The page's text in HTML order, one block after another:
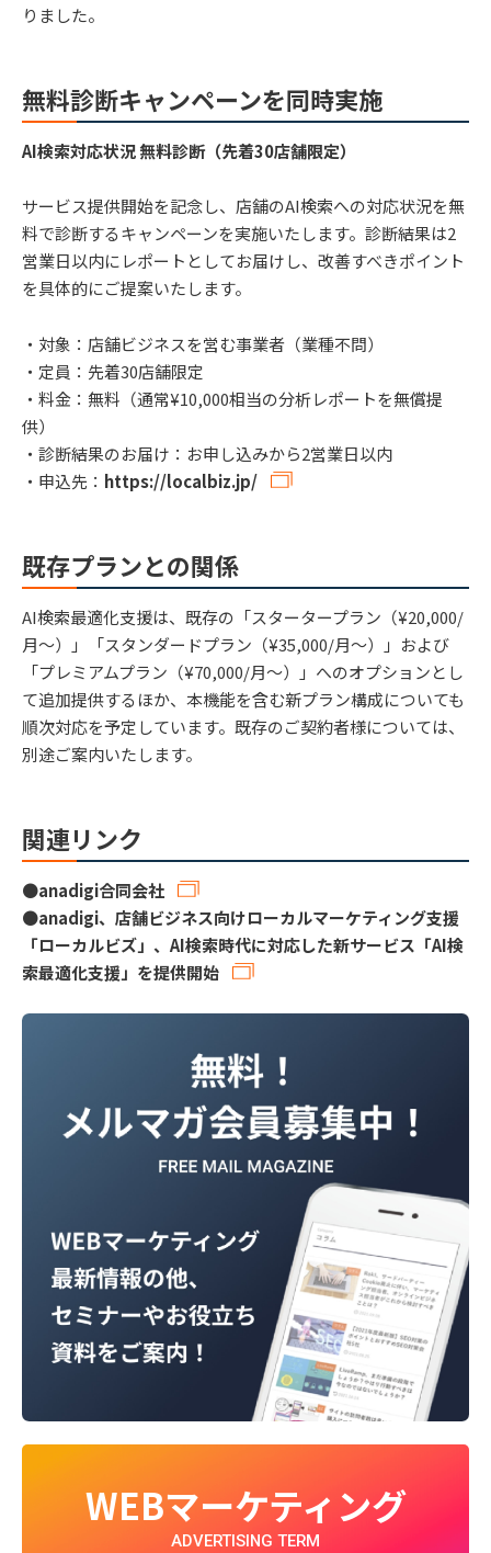
りました。
無料診断キャンペーンを同時実施
AI検索対応状況 無料診断（先着30店舗限定）
サービス提供開始を記念し、店舗のAI検索への対応状況を無
料で診断するキャンペーンを実施いたします。診断結果は2
営業日以内にレポートとしてお届けし、改善すべきポイント
を具体的にご提案いたします。
・対象：店舗ビジネスを営む事業者（業種不問）
・定員：先着30店舗限定
・料金：無料（通常¥10,000相当の分析レポートを無償提
供）
・診断結果のお届け：お申し込みから2営業日以内
・申込先： https://localbiz.jp/
既存プランとの関係
AI検索最適化支援は、既存の「スタータープラン（¥20,000/
月〜）」「スタンダードプラン（¥35,000/月〜）」および
「プレミアムプラン（¥70,000/月〜）」へのオプションとし
て追加提供するほか、本機能を含む新プラン構成についても
順次対応を予定しています。既存のご契約者様については、
別途ご案内いたします。
関連リンク
●anadigi合同会社
●anadigi、店舗ビジネス向けローカルマーケティング支援
「ローカルビズ」、AI検索時代に対応した新サービス「AI検
索最適化支援」を提供開始
WEBマーケティング
ADVERTISING TERM